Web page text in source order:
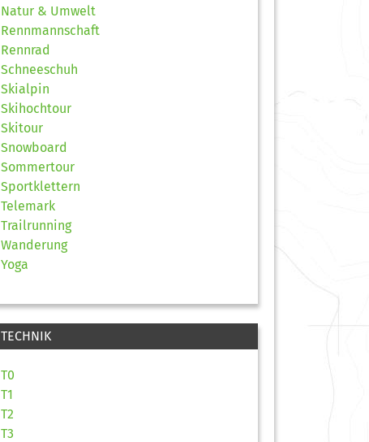
Natur & Umwelt
Rennmannschaft
Rennrad
Schneeschuh
Skialpin
Skihochtour
Skitour
Snowboard
Sommertour
Sportklettern
Telemark
Trailrunning
Wanderung
Yoga
TECHNIK
T0
T1
T2
T3